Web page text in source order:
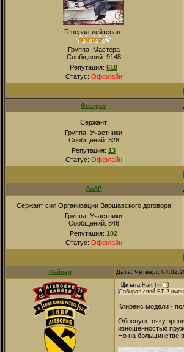
Генерал-лейтенант
Группа: Мастера
Сообщений: 9148
Репутация: 618
Статус: Оффлайн
Georgsv
Сержант
Группа: Участники
Сообщений: 328
Репутация: 13
Статус: Оффлайн
АлАР
Сержант сил Организации Варшавского договора
Группа: Участники
Сообщений: 846
Репутация: 102
Статус: Оффлайн
Пайпер Дата: Четверг,
Цитата Hart (
)
Собирал свой БТ-2
Клиренс модели -
Обосную точку
изношенностью
Но на большинстве